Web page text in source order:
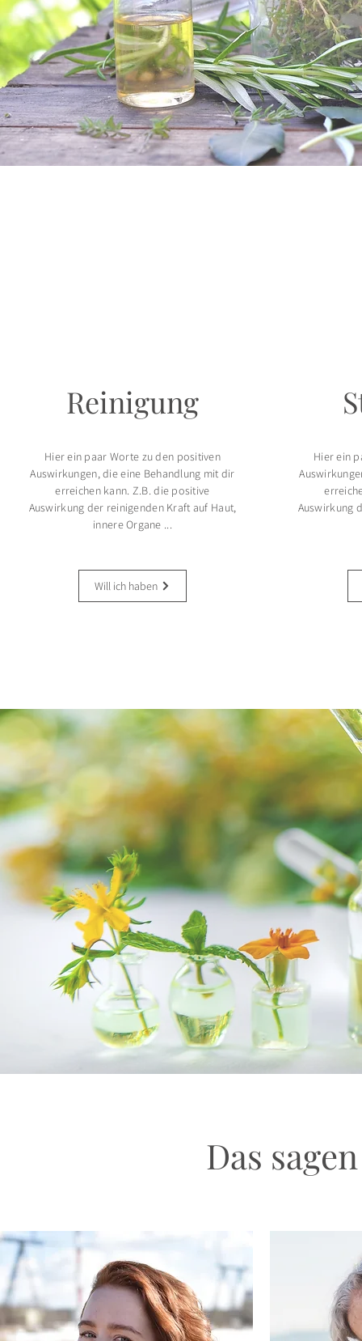
Reinigung
Hier ein paar Worte zu den positiven
Auswirkungen, die eine Behandlung mit dir
erreichen kann. Z.B. die positive
Auswirkung der reinigenden Kraft auf Haut,
innere Organe ...
Will ich haben
Hier ein
Auswirkung
Das